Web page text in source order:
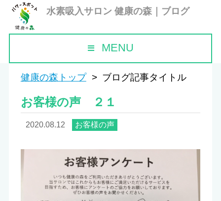
水素吸入サロン 健康の森｜ブログ
MENU
健康の森トップ ブログ記事タイトル
お客様の声 ２１
2020.08.12 お客様の声